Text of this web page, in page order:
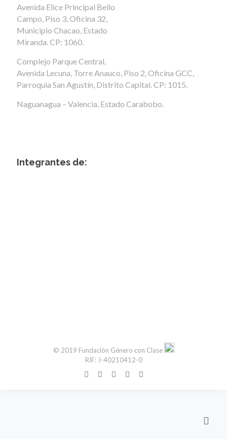
Avenida Elice Principal Bello
Campo, Piso 3, Oficina 32,
Municipio Chacao, Estado
Miranda. CP: 1060.
Complejo Parque Central,
Avenida Lecuna, Torre Anauco, Piso 2, Oficina GCC,
Parroquia San Agustín, Distrito Capital. CP: 1015.
Naguanagua – Valencia, Estado Carabobo.
Integrantes de:
© 2019 Fundación Género con Clase
RIF: J-40210412-0